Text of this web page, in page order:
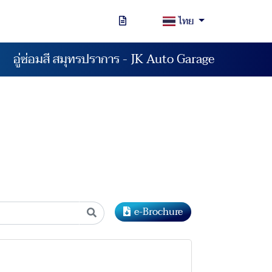
ไทย
อู่ซ่อมสี สมุทรปราการ - JK Auto Garage
e-Brochure